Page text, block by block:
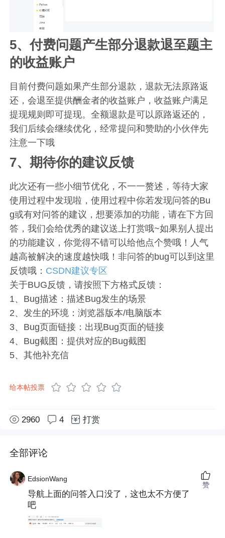
5、付费问题产生部分退款退至题主
的收益账户
目前付费问题如果产生部分退款，退款无法原路返
还，会退至提供酬金者的收益账户，收益账户满足
提现规则即可提现。全额退款是可以原路返还的，
我们后续会继续优化，经常提问和赞助的小伙伴先
注意一下哦
7、期待你的建议反馈
此次还有一些小细节优化，不一一赘述，等待大家
使用过程中发现啦，使用过程中你若发现问答的Bu
g或有对问答的建议，想要添加的功能，请在下方回
答，我们会给优秀的建议送上打赏哦~如果别人提出
的功能建议，你觉得不错可以给他点个赞哦！人气
越高被解决的速度越快哦！非问答的bug可以到这里
反馈哦： CSDN建议专区
关于BUG反馈，请按照下方格式反馈：
1、Bug描述：描述Bug发生的场景
2、发生的环境：浏览器版本/电脑版本
3、Bug页面链接：出现Bug页面的链接
4、Bug截图：提供对应的Bug截图
5、其他补充信
给本帖投票
2960 4 打赏
全部评论
EdsionWang
导航上面的问答入口没了，这也太不方便了
吧
赞